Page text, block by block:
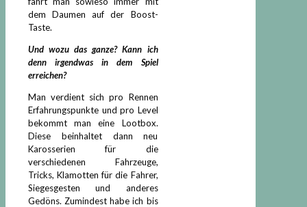
dem Daumen auf der Boost-
Taste.
Und wozu das ganze? Kann ich
denn irgendwas in dem Spiel
erreichen?
Man verdient sich pro Rennen
Erfahrungspunkte und pro Level
bekommt man eine Lootbox.
Diese beinhaltet dann neu
Karosserien für die
verschiedenen Fahrzeuge,
Tricks, Klamotten für die Fahrer,
Siegesgesten und anderes
Gedöns. Zumindest habe ich bis